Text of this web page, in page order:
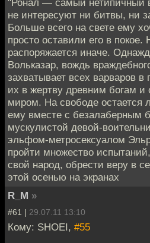
"Ронал — самый нетипичный
не интересуют ни битвы, ни
Больше всего на свете ему
просто оставили его в покое.
распоряжается иначе.
Вольказар, вождь
захватывает всех варваров
их в жертву древним богам и
миром. На свободе остается
ему вместе с безалаберным
мускулистой девой-
эльфом-метросексуалом
пройти множество
свой народ, обрести веру в
этой осенью на экранах
R_M »
#61 | 29.07.11 13:10
Кому: SHOEI, #55